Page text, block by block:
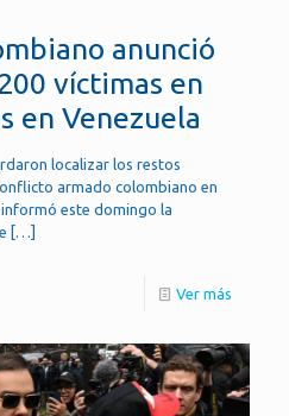
anunció
víctimas en
en Venezuela
localizar los restos
armado colombiano en
este domingo la
[…]
Ver más